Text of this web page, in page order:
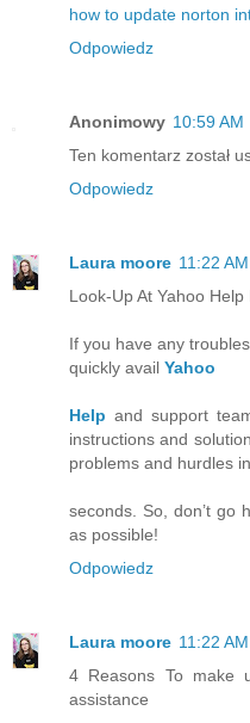
how to update norton
Odpowiedz
Anonimowy 10:59 AM
Ten komentarz został
Odpowiedz
Laura moore 11:22 AM
Look-Up At Yahoo
If you have any
quickly avail Yahoo
Help and support
instructions and
problems and hurdles
seconds. So, don’t go
as possible!
Odpowiedz
Laura moore 11:22 AM
4 Reasons To make
assistance